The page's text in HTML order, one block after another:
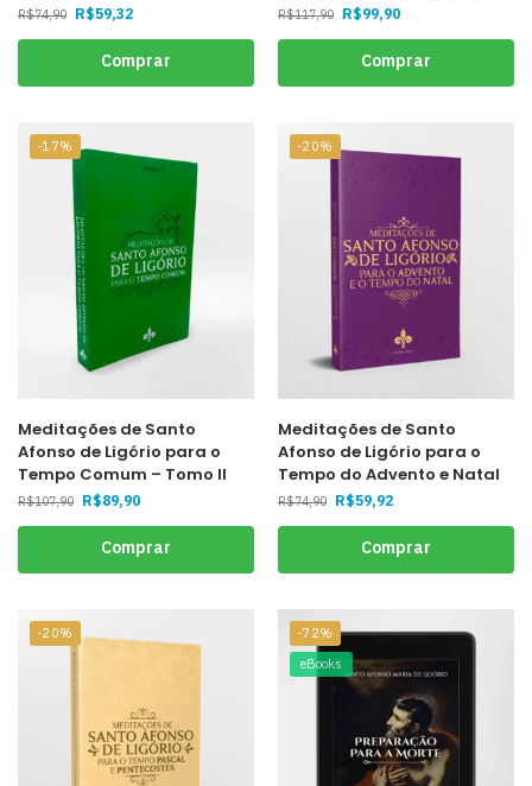
R$74,90 R$59,32
Comprar
R$117,90 R$99,90
Comprar
-17%
Meditações de Santo
Afonso de Ligório para o
Tempo Comum – Tomo II
R$107,90 R$89,90
Comprar
-20%
Meditações de Santo
Afonso de Ligório para o
Tempo do Advento e Natal
R$74,90 R$59,92
Comprar
-20%
-72%
eBooks